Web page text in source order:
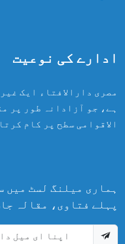
ادارے کی نوعیت
مصری دارالافتاء ایک
ہے، جو آزادانہ طور پر
الاقوامی سطح پر کام کرتا
ہماری میلنگ لسٹ میں
پہلے فتاوی، مقالہ